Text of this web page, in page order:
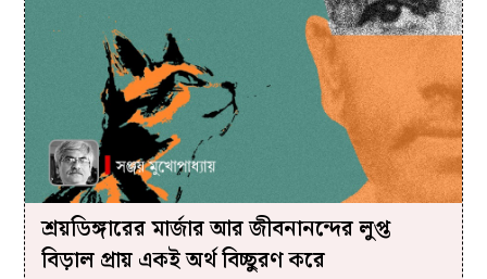
শ্রয়ডিঙ্গারের মার্জার আর জীবনানন্দের লুপ্ত
বিড়াল প্রায় একই অর্থ বিচ্ছুরণ করে